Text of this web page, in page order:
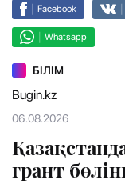
| Facebook |
| Whatsapp
БІЛІМ
Bugin.kz
06.08.2026
грант